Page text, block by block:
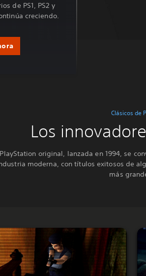
de PS1, PS2 y
creciendo.
Clásicos de
Los
original, lanzada en 1994, se
moderna, con títulos exitosos de
más